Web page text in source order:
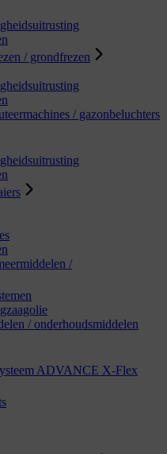
/ grondfrezen
/ gazonbeluchters
/
/ onderhoudsmiddelen
ADVANCE X-Flex